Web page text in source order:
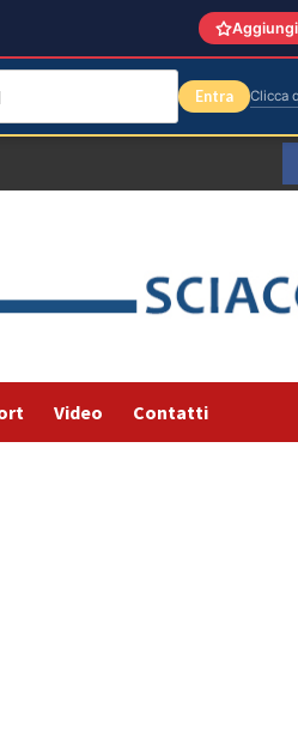
Video Contatti
Entra Clicca